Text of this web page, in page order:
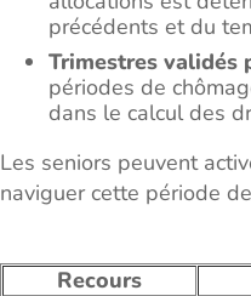
précédents et du
Trimestres validés
périodes de
dans le calcul des
Les seniors peuvent
naviguer cette période
Recours